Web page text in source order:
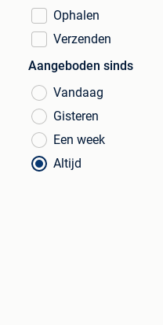
Ophalen
Verzenden
Aangeboden sinds
Vandaag
Gisteren
Een week
Altijd